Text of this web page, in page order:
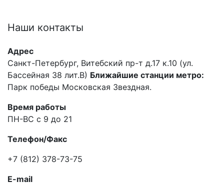
Наши контакты
Адрес
Санкт-Петербург, Витебский пр-т д.17 к.10 (ул.
Бассейная 38 лит.В) Ближайшие станции метро:
Парк победы Московская Звездная.
Время работы
ПН-ВС с 9 до 21
Телефон/Факс
+7 (812) 378-73-75
E-mail